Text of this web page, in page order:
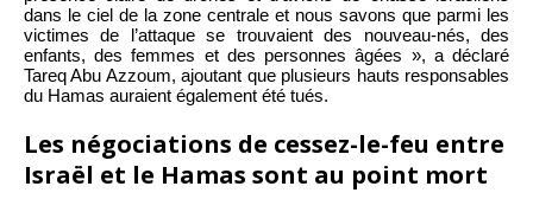
dans le ciel de la zone centrale et nous savons que parmi les
victimes de l’attaque se trouvaient des nouveau-nés, des
enfants, des femmes et des personnes âgées », a déclaré
Tareq Abu Azzoum, ajoutant que plusieurs hauts responsables
du Hamas auraient également été tués.
Les négociations de cessez-le-feu entre
Israël et le Hamas sont au point mort